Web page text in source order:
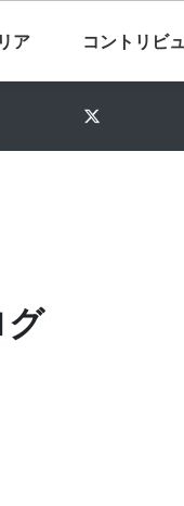
ア コントリビ
グ